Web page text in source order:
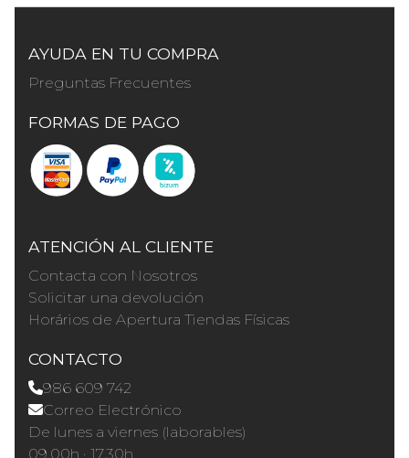
AYUDA EN TU COMPRA
Preguntas Frecuentes
FORMAS DE PAGO
ATENCIÓN AL CLIENTE
Contacta con Nosotros
Solicitar una devolución
Horários de Apertura Tiendas Físicas
CONTACTO
986 609 742
Correo Electrónico
De lunes a viernes (laborables)
09.00h · 17.30h